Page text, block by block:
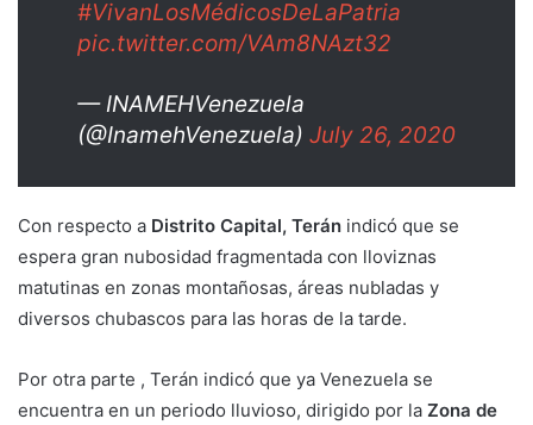
#VivanLosMédicosDeLaPatria
pic.twitter.com/VAm8NAzt32
— INAMEHVenezuela
(@InamehVenezuela) July 26, 2020
Con respecto a Distrito Capital, Terán indicó que se
espera gran nubosidad fragmentada con lloviznas
matutinas en zonas montañosas, áreas nubladas y
diversos chubascos para las horas de la tarde.
Por otra parte , Terán indicó que ya Venezuela se
encuentra en un periodo lluvioso, dirigido por la Zona de